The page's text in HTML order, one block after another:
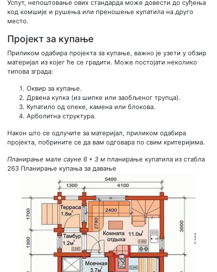
Успут, непоштовање ових стандарда може довести до суђења
код комшије и рушења или преношење купатила на друго
место.
Пројект за купање
Приликом одабира пројекта за купање, важно је узети у обзир
материјал из којег ће се градити. Може постојати неколико
типова зграда:
Оквир за купање.
Дрвена купка (из шипке или заобљеног трупца).
Купатило од опеке, камена или блокова.
Арболитна структура.
Након што се одлучите за материјал, приликом одабира
пројекта, побрините се да вам одговара по свим критеријима.
Планирање мале сауне 6 * 3 м планирање купатила из стабла
263 Планирање купања за давање